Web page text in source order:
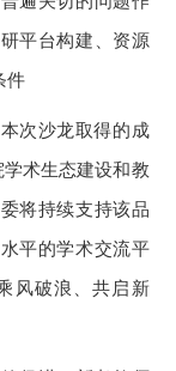
平台构建、资源
件
次沙龙取得的成
术生态建设和教
将持续支持该品
平的学术交流平
风破浪、共启新